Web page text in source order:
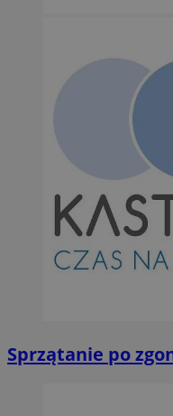
Sprzątanie po
Niezbędne
Niezbędne pliki
takich jak
można
Nazwa